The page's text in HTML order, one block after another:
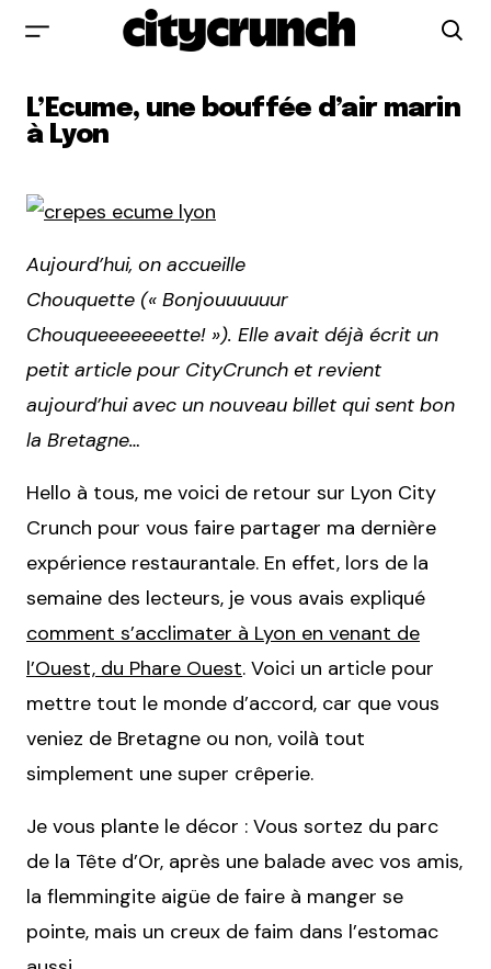
L’Ecume, une bouffée d’air marin
à Lyon
Aujourd’hui, on accueille
Chouquette (« Bonjouuuuuur
Chouqueeeeeeette! »). Elle avait déjà écrit un
petit article pour CityCrunch et revient
aujourd’hui avec un nouveau billet qui sent bon
la Bretagne…
Hello à tous, me voici de retour sur Lyon City
Crunch pour vous faire partager ma dernière
expérience restaurantale. En effet, lors de la
semaine des lecteurs, je vous avais expliqué
comment s’acclimater à Lyon en venant de
l’Ouest, du Phare Ouest. Voici un article pour
mettre tout le monde d’accord, car que vous
veniez de Bretagne ou non, voilà tout
simplement une super crêperie.
Je vous plante le décor : Vous sortez du parc
de la Tête d’Or, après une balade avec vos amis,
la flemmingite aigüe de faire à manger se
pointe, mais un creux de faim dans l’estomac